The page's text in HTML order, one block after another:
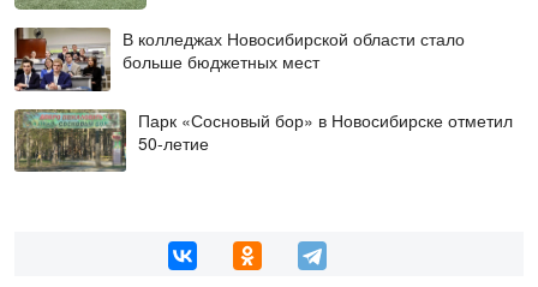
В колледжах Новосибирской области стало
больше бюджетных мест
Парк «Сосновый бор» в Новосибирске отметил
50-летие